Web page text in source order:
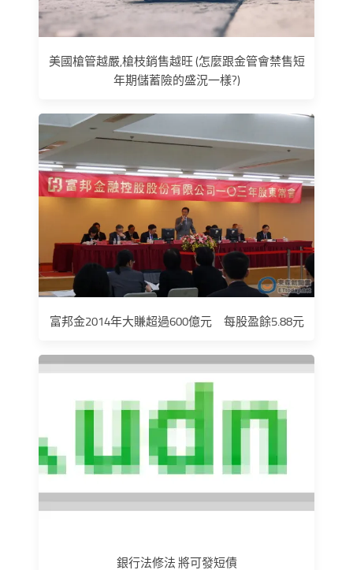
美國槍管越嚴,槍枝銷售越旺 (怎麼跟金管會禁售短
年期儲蓄險的盛況一樣?)
富邦金2014年大賺超過600億元 每股盈餘5.88元
銀行法修法 將可發短債